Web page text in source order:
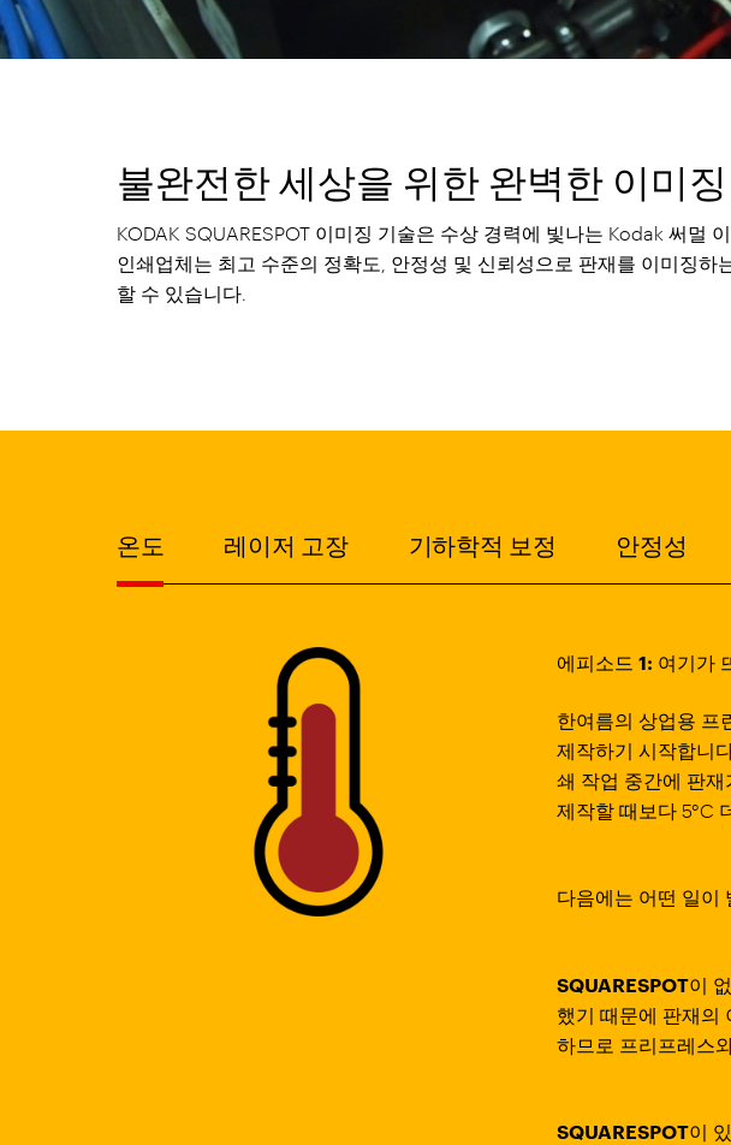
불완전한 세상을 위한 완벽한 이미
KODAK SQUARESPOT 이미징 기술은 수상 경력에 빛나는 Kodak 써멀
인쇄업체는 최고 수준의 정확도, 안정성 및 신뢰성으로 판재를 이미징
할 수 있습니다.
온도 레이저 고장 기하학적 보정 안정성
에피소드 1: 여기가
한여름의 상업용 프
제작하기 시작합니
쇄 작업 중간에 판
제작할 때보다 5°C
다음에는 어떤 일이
SQUARESPOT이
했기 때문에 판재의
하므로 프리프레스
SQUARESPOT이